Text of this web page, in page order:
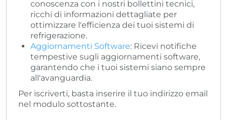
conoscenza con i nostri bollettini tecnici,
ricchi di informazioni dettagliate per
ottimizzare l'efficienza dei tuoi sistemi di
refrigerazione.
Aggiornamenti Software: Ricevi notifiche
tempestive sugli aggiornamenti software,
garantendo che i tuoi sistemi siano sempre
all'avanguardia.
Per iscriverti, basta inserire il tuo indirizzo email
nel modulo sottostante.